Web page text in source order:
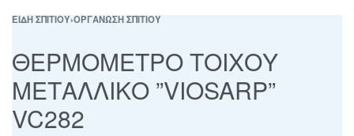
ΕΙΔΗ ΣΠΙΤΙΟΥ›ΟΡΓΑΝΩΣΗ ΣΠΙΤΙΟΥ
ΘΕΡΜΟΜΕΤΡΟ ΤΟΙΧΟΥ
ΜΕΤΑΛΛΙΚΟ ”VIOSARP”
VC282